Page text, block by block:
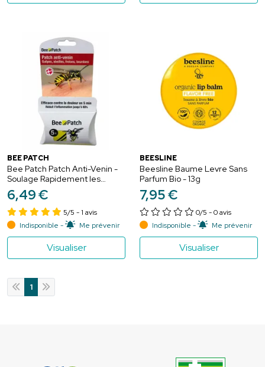
BEE PATCH
Bee Patch Patch Anti-Venin -
Soulage Rapidement les
Piqûres d'Insectes - 5 patchs
6,49€
5/5 - 1 avis
Indisponible -
Me prévenir
Visualiser
BEESLINE
Beesline Baume Levre Sans
Parfum Bio - 13g
7,95€
0/5 - 0 avis
Indisponible -
Me prévenir
Visualiser
1